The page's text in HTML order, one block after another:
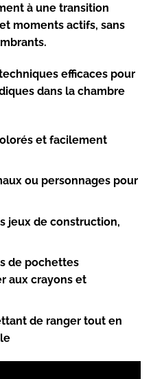
à une transition
moments actifs, sans
efficaces pour
dans la chambre
et facilement
ou personnages pour
jeux de construction,
de pochettes
aux crayons et
de ranger tout en